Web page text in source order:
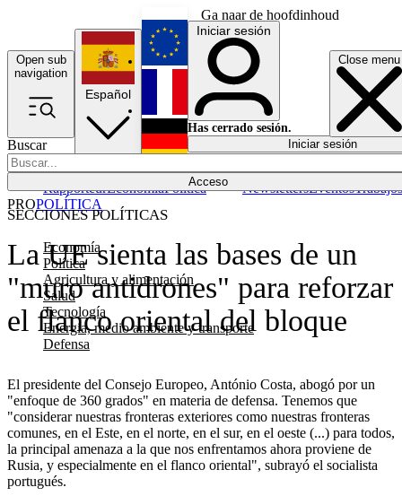
Ga naar de hoofdinhoud
Open sub
navigation
Close menu
Buscar
Acceso
SECCIONES POLÍTICAS
Economía
Política
Agricultura y alimentación
Salud
Tecnología
Energía, medio ambiente y transporte
Defensa
RapporteurEconomíaPolítica NewslettersEventosTrabajos
Español
English
Français
Iniciar sesión
Has cerrado sesión.
Iniciar sesión
La UE sienta las bases de un
"muro antidrones" para reforzar
el flanco oriental del bloque
El presidente del Consejo Europeo, António Costa, abogó por un
"enfoque de 360 grados" en materia de defensa. Tenemos que
"considerar nuestras fronteras exteriores como nuestras fronteras
comunes, en el Este, en el norte, en el sur, en el oeste (...) para todos,
la principal amenaza a la que nos enfrentamos ahora proviene de
Rusia, y especialmente en el flanco oriental", subrayó el socialista
portugués.
PROPOLÍTICA